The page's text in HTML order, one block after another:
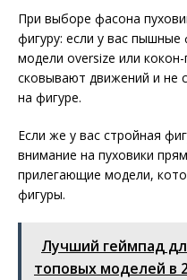
При выборе фасона
фигуру: если у вас
модели oversize или
сковывают движений и не
на фигуре.
Если же у вас стройная
внимание на пуховики
прилегающие модели,
фигуры.
Лучший геймпад
топовых моделей в